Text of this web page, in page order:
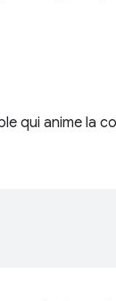
qui anime la